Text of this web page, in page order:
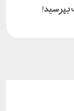
بپرسید!